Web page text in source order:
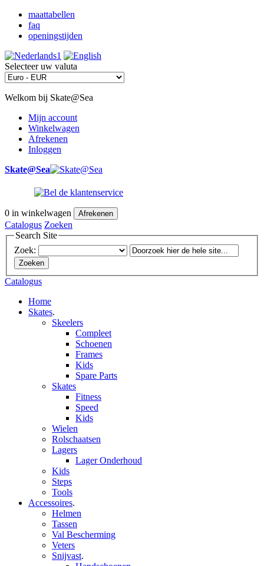
maattabellen
faq
openingstijden
Selecteer uw valuta
Welkom bij Skate@Sea
Mijn account
Winkelwagen
Afrekenen
Inloggen
Skate@Sea
0 in winkelwagen Afrekenen
Catalogus Zoeken
Search Site
Zoek:
Zoeken
Catalogus
Home
Skates.
Skeelers
Compleet
Schoenen
Frames
Kids
Spare Parts
Skates
Fitness
Speed
Kids
Wielen
Rolschaatsen
Lagers
Lager Onderhoud
Kids
Steps
Tools
Accessoires.
Helmen
Tassen
Val Bescherming
Veters
Snijvast.